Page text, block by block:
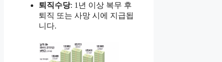
퇴직수당: 1년 이상 복무 후
퇴직 또는 사망 시에 지급됩
니다.